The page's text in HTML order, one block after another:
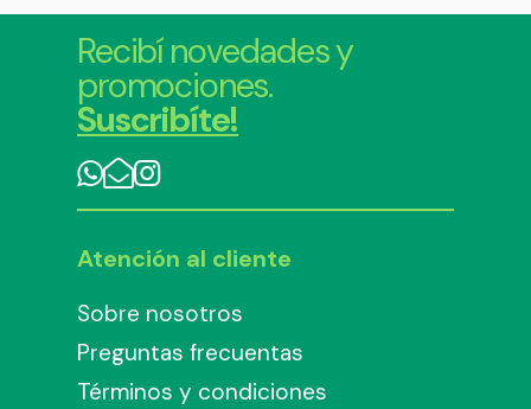
Recibí novedades y
promociones.
Suscribíte!
Atención al cliente
Sobre nosotros
Preguntas frecuentas
Términos y condiciones